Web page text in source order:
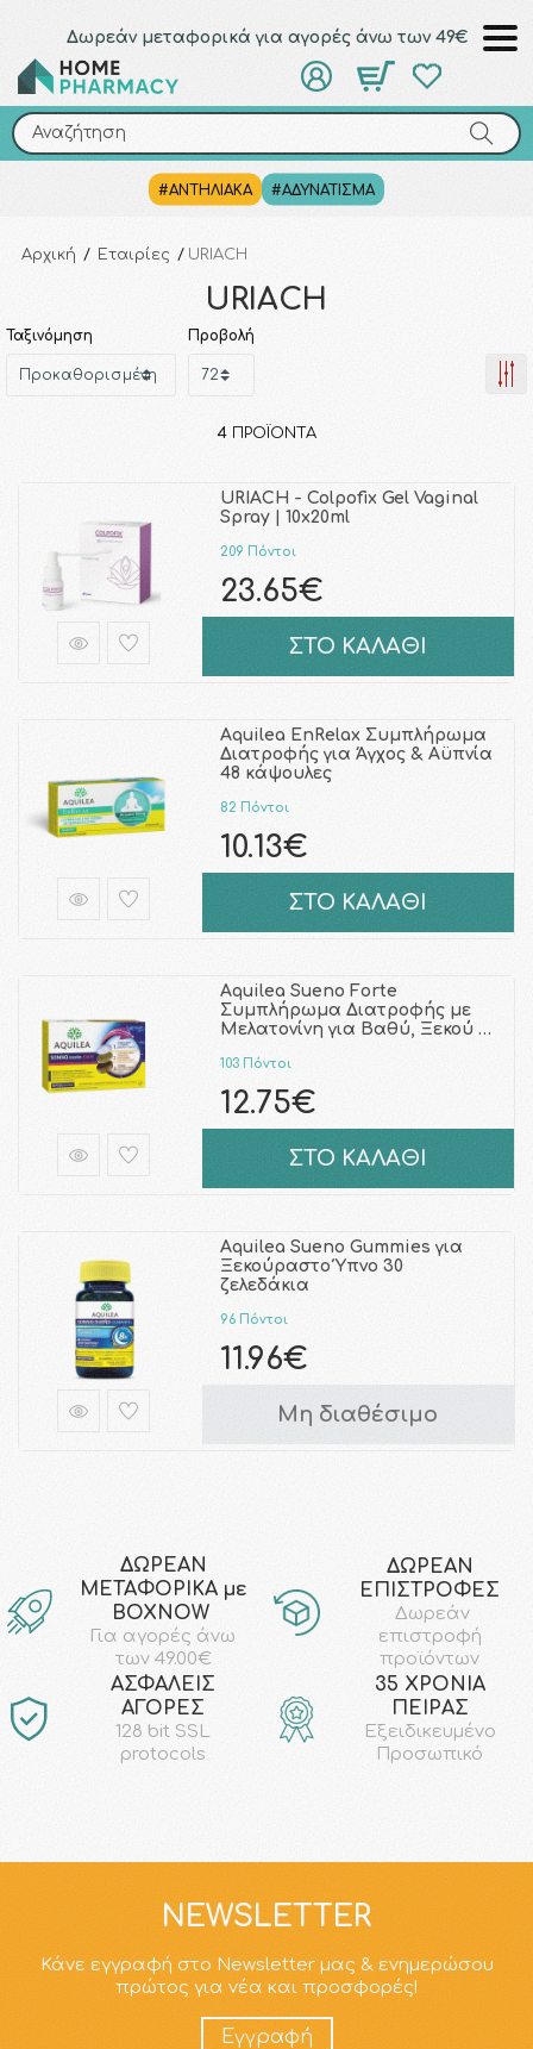
Δωρεάν μεταφορικά για αγορές άνω των 49€
Αναζήτηση
#ΑΝΤΗΛΙΑΚΑ #ΑΔΥΝΑΤΙΣΜΑ
Αναζήτηση
Αρχική / Εταιρίες / URIACH
URIACH
Ταξινόμηση Προβολή
4ΠΡΟΪΌΝΤΑ
URIACH - Colpofix Gel Vaginal
Spray | 10x20ml
209 Πόντοι
23.65€
ΣΤΟ ΚΑΛΑΘΙ
Aquilea EnRelax Συμπλήρωμα
Διατροφής για Άγχος & Αϋπνία
48 κάψουλες
82 Πόντοι
10.13€
ΣΤΟ ΚΑΛΑΘΙ
Aquilea Sueno Forte
Συμπλήρωμα Διατροφής με
Μελατονίνη για Βαθύ, Ξεκού …
103 Πόντοι
12.75€
ΣΤΟ ΚΑΛΑΘΙ
Aquilea Sueno Gummies για
Ξεκούραστο Ύπνο 30
ζελεδάκια
96 Πόντοι
11.96€
Μη διαθέσιμο
ΔΩΡΕΑΝ
ΜΕΤΑΦΟΡΙΚΑ με
ΒΟΧΝΟW
Για αγορές άνω
των 49.00€
ΔΩΡΕΑΝ
ΕΠΙΣΤΡΟΦΕΣ
Δωρεάν
επιστροφή
προϊόντων
AΣΦΑΛΕΙΣ
ΑΓΟΡΕΣ
128 bit SSL
protocols
35 ΧΡΟΝΙΑ
ΠΕΙΡΑΣ
Εξειδικευμένο
Προσωπικό
NEWSLETTER
Κάνε εγγραφή στο Newsletter μας & ενημερώσου
πρώτος για νέα και προσφορές!
Εγγραφή